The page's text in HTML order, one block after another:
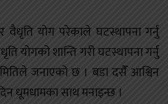
र वैधृति योग परेकाले घटस्थापना गर्नु
योगको शान्ति गरी घटस्थापना गर्नु
जनाएको छ । बडा दसैँ आश्विन
धूमधामका साथ मनाइन्छ ।